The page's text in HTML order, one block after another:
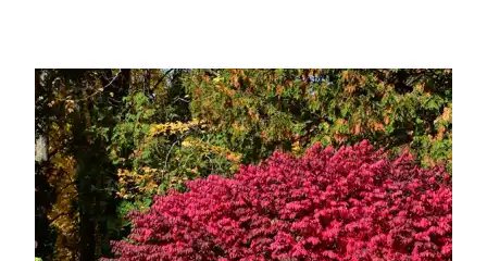
УСЛОВИЯ РАБОТЫ
КОНТАКТЫ